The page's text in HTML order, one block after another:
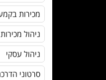
מכירות
ניהול מכירות
ניהול עסקי
סרטוני